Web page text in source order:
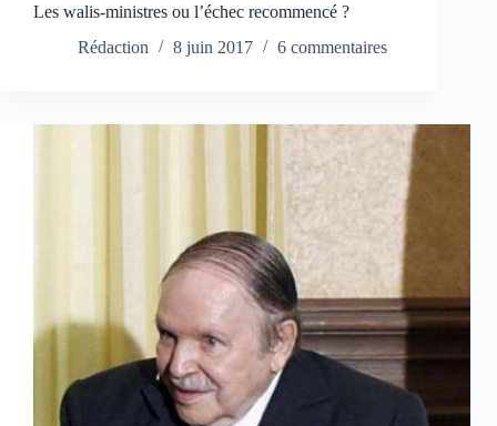
Les walis-ministres ou l’échec recommencé ?
Rédaction
8 juin 2017 6 commentaires